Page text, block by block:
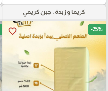
كريما و زبدة , جبن كريمي
favorite_border -25%